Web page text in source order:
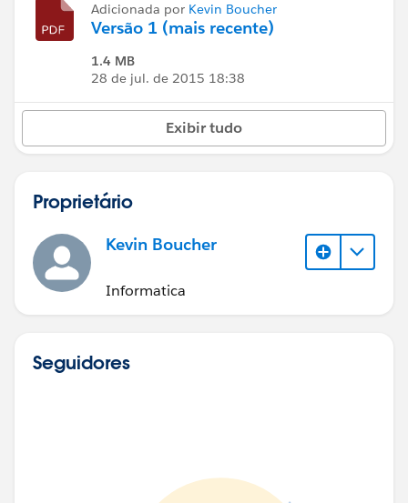
Adicionada por Kevin Boucher
Versão 1 (mais recente)
1.4 MB
28 de jul. de 2015 18:38
Exibir tudo
Proprietário
Kevin Boucher
Informatica
Seguidores